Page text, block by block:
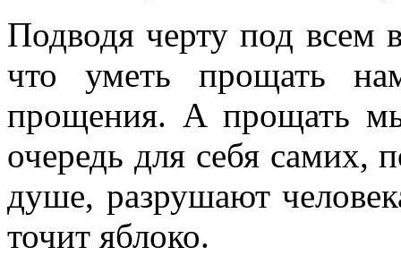
Подводя черту под всем
что уметь прощать
прощения. А прощать
очередь для себя самих,
душе, разрушают
точит яблоко.